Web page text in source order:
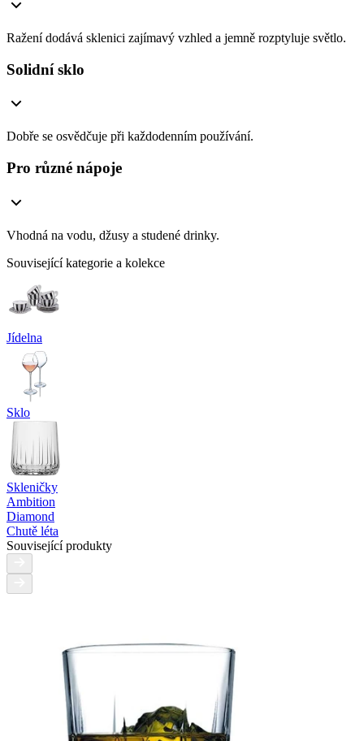
Ražení dodává sklenici zajímavý vzhled a jemně rozptyluje světlo.
Solidní sklo
Dobře se osvědčuje při každodenním používání.
Pro různé nápoje
Vhodná na vodu, džusy a studené drinky.
Související kategorie a kolekce
Jídelna
Sklo
Skleničky
Ambition
Diamond
Chutě léta
Související produkty